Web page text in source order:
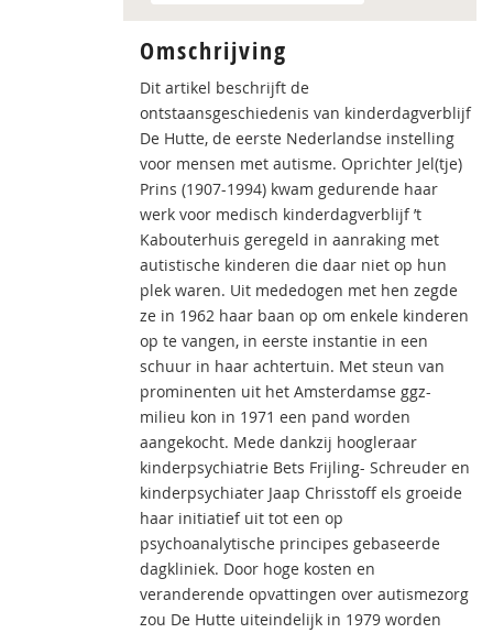
Omschrijving
Dit artikel beschrijft de
ontstaansgeschiedenis van kinderdagverblijf
De Hutte, de eerste Nederlandse instelling
voor mensen met autisme. Oprichter Jel(tje)
Prins (1907-1994) kwam gedurende haar
werk voor medisch kinderdagverblijf ’t
Kabouterhuis geregeld in aanraking met
autistische kinderen die daar niet op hun
plek waren. Uit mededogen met hen zegde
ze in 1962 haar baan op om enkele kinderen
op te vangen, in eerste instantie in een
schuur in haar achtertuin. Met steun van
prominenten uit het Amsterdamse ggz-
milieu kon in 1971 een pand worden
aangekocht. Mede dankzij hoogleraar
kinderpsychiatrie Bets Frijling- Schreuder en
kinderpsychiater Jaap Chrisstoff els groeide
haar initiatief uit tot een op
psychoanalytische principes gebaseerde
dagkliniek. Door hoge kosten en
veranderende opvattingen over autismezorg
zou De Hutte uiteindelijk in 1979 worden